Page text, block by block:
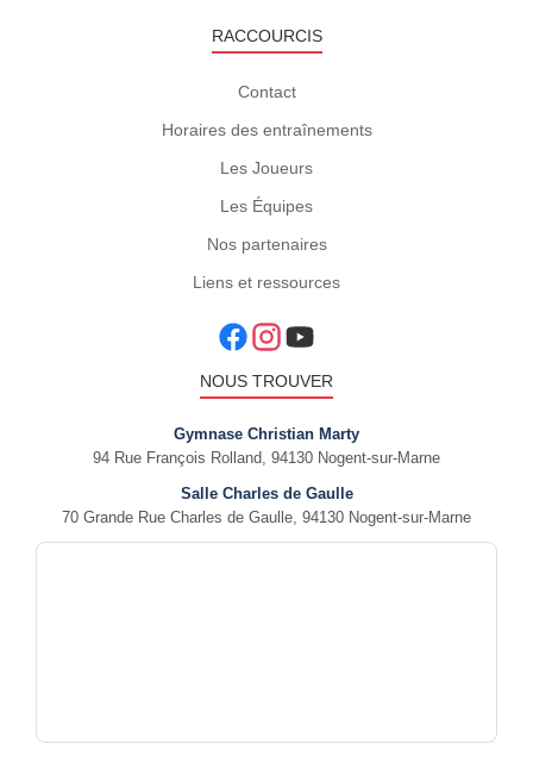
RACCOURCIS
Contact
Horaires des entraînements
Les Joueurs
Les Équipes
Nos partenaires
Liens et ressources
NOUS TROUVER
Gymnase Christian Marty
94 Rue François Rolland, 94130 Nogent-sur-Marne
Salle Charles de Gaulle
70 Grande Rue Charles de Gaulle, 94130 Nogent-sur-Marne